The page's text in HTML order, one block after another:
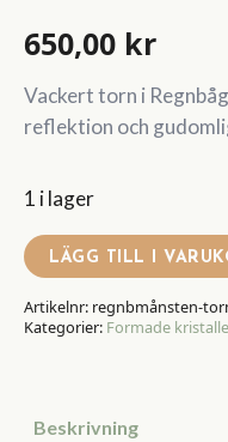
650,00 kr
Vackert torn i
reflektion och
1 i lager
LÄGG TILL I
Artikelnr: regnbmånsten-
Kategorier: Formade
Beskrivning